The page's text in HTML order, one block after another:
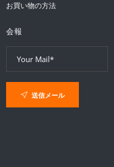
お買い物の方法
会報
送信メール